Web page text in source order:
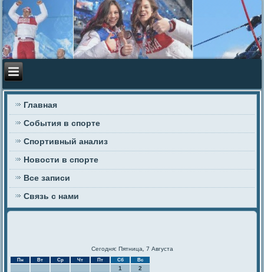
Главная
События в спорте
Спортивный анализ
Новости в спорте
Все записи
Связь с нами
Сегодня: Пятница, 7 Августа
Пн Вт Ср Чт Пт Сб Вс
1
2